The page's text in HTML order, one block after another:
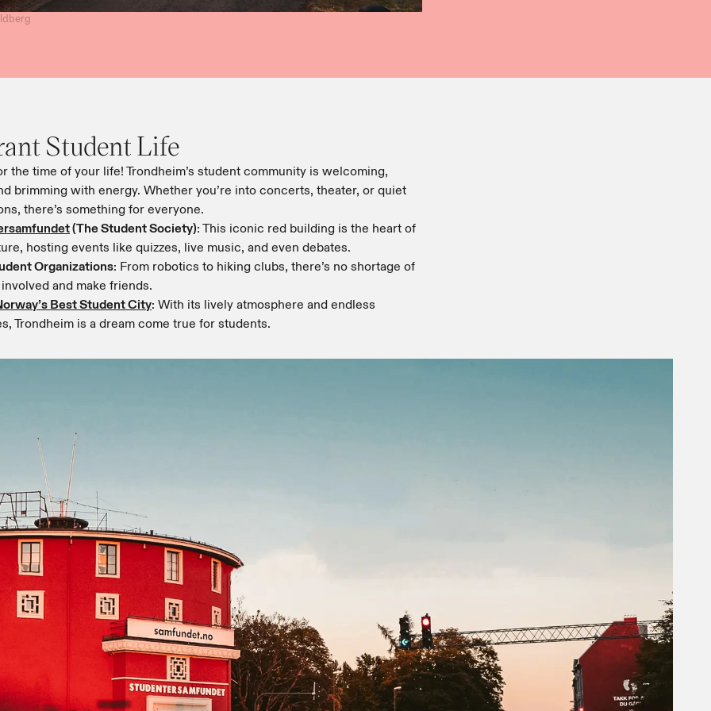
the time of your life! Trondheim’s student community is welcoming,
brimming with energy. Whether you’re into concerts, theater, or quiet
(The Student Society)​​​​‌ ‍ ​‍​‍‌‍ ‌ ​‍‌‍‍‌‌‍‌ ‌‍‍‌‌‍ ‍​‍​‍​ ‍‍​‍​‍‌ ​ ‌‍​‌‌‍ ‍‌‍‍‌‌ ‌​‌ ‍‌​‍ ‍‌‍‍‌‌‍ ​‍​‍​‍ ​​‍​‍‌‍‍​‌ ​‍‌‍‌‌‌‍‌‍​‍​‍​ ‍‍​‍​‍‌‍‍​‌ ‌​‌ ‌​‌ ​​‌ ​ ​ ‍‍​‍ ​‍ ‌ ‌​‌ ​‍‌‍ ‌‍ ‍‌‍‌​‌‍‍​‌‍‌‌‌‍‍‌‌‍ ‌​‍ ‌‌‍​ ‌‍ ‌‍ ‌​‍ ‍‌ ​ ‌‍​‌‌‍ ‍‌‍‍‌‌ ‌​‌ ‍‌​‍ ‍‌ ​ ‌ ‌​‌ ‌‌‌‍‌​‌‍‍‌‌‍ ​‍ ‌‍‍‌‌‍ ‍‌ ‌​‌‍‌‌‌‍ ‍‌ ‌​​‍ ‌‍‌‌‌‍‌​‌‍‍‌‌ ‌​​‍ ‌‍ ‌‌‍ ‌‍‌​‌‍‌‌​ ‌‌ ​​‌ ​‍‌‍‌‌‌ ​ ‌‍‌‌‌‍ ‍‌ ‌​‌‍​‌‌ ‌​‌‍‍‌‌‍ ‌‍ ‍​ ‍ ‌‍‍‌‌‍‌​​ ‌‌‍‌‌​ ‌​​ ​ ​ ​‌​ ‌ ​ ​‌​ ‍​​ ​​​‍ ‌‌‍‌‍​ ‌ ‌‍​‌​ ‌‌​‍ ‌​ ‌​‌‍‌​‌‍‌​‌‍‌‌​‍ ‌​ ‍​‌‍‌​‌‍‌‌‌‍​‍​‍ ‌‌‍​‍​ ​‌​ ​‌​ ‌​​ ‌​‌‍‌​‌‍​ ​ ​ ‌‍​ ​ ​‍​ ‍​​ ‍‌​ ‍ ‌ ‌​‌ ‍‌‌ ​​‌‍‌‌​ ‌‌ ​​‌‍​‌‌‍‌ ‌‍‌‌​‍ ‍‌‍​‌‌ ​‍‌ ‌​‌‍‍‌‌‍​ ‌‍ ​‌‍‌‌​ ‍ ‌ ​​‌‍​‌‌ ‌​‌‍‍​​ ‌‌ ​ ‌‍‌‌‌‍​ ‌ ‌​‌‍‍‌‌‍ ‌‍ ‍‌ ​ ​‍‌‌​ ‌‌‌​​‍‌‌ ‌‍‍ ‌‍‌‌‌ ‍‌​‍‌‌​ ​ ‌​‌​​‍‌‌​ ​ ‌​‌​​‍‌‌​ ​‍​ ​‍​ ‌ ‌‍​ ​ ​ ​ ‌ ​ ​‌​ ‌ ​ ​ ‌‍‌‌​ ‍​‌‍​ ​ ‌‍‌‍​‍​‍‌‌​ ​‍​ ​‍​‍‌‌​ ‌‌‌​‌​​‍ ‍‌‍‍‌‌ ‌​‌‍‌‌‌‍ ‌‌ ​ ​‍‌‌​ ‌‌‌​​‍‌‌ ‌‍‍ ‌‍‌‌‌ ‍‌​‍‌‌​ ​ ‌​‌​​‍‌‌​ ​ ‌​‌​​‍‌‌​ ​‍​ ​‍​ ‌​​ ‍‌​ ‌​​ ​‌​ ‌‍​ ‍​​ ​‍​ ‍​​ ‍​‌‍‌‌​ ‌‌‌‍​‌​‍‌‌​ ​‍​ ​‍​‍‌‌​ ‌‌‌​‌​​‍ ‍‌ ‌​‌‍‌‌‌ ‍​‌ ‌​​‍‌‌​ ‌‌‌​​‍‌‌ ‌‍‍ ‌‍‌‌‌ ‍‌​‍‌‌​ ​ ‌​‌​​‍‌‌​ ​ ‌​‌​​‍‌‌​ ​‍​ ​‍​ ‍‌​ ‍‌‌‍‌​‌‍‌​​ ‌‌‌‍​‍‌‍‌‍​ ​​​ ‌‍​ ​​‌‍​‍​ ​‌​‍‌‌​ ​‍​ ​‍​‍‌‌​ ‌‌‌​‌​​‍ ‍‌‍​ ‌‍‍​‌‍‍‌‌‍ ​‌‍‌​‌ ​‍‌‍‌‌‌‍ ‍​‍‌‌​ ‌‌‌​​‍‌‌ ‌‍‍ ‌‍‌‌‌ ‍‌​‍‌‌​ ​ ‌​‌​​‍‌‌​ ​ ‌​‌​​‍‌‌​ ​‍​ ​‍‌‍​ ​ ‌‌​ ‌​​ ‌​‌‍‌‌​ ‌‍​ ‌‌‌‍‌‍​ ​‌​ ‌​​ ‌‍‌‍‌‌​‍‌‌​ ​‍​ ​‍​‍‌‌​ ‌‌‌​‌​​‍ ‍‌ ‌​‌‍‌‌‌ ‍​‌ ‌​​ ‌‍​‍‌‍​‌‌ ​ ‌‍‌‌‌‌‌‌‌ ​‍‌‍ ​​ ‌‌‍‍​‌ ‌​‌ ‌​‌ ​​‌ ​ ​‍‌‌​ ​ ‌​​‌​‍‌‌​ ​‍‌​‌‍​‍‌‌​ ​‍‌​‌‍‌ ‌​‌ ​‍‌‍ ‌‍ ‍‌‍‌​‌‍‍​‌‍‌‌‌‍‍‌‌‍ ‌​‍ ‌‌‍​ ‌‍ ‌‍ ‌​‍ ‍‌ ​ ‌‍​‌‌‍ ‍‌‍‍‌‌ ‌​‌ ‍‌​‍ ‍‌ ​ ‌ ‌​‌ ‌‌‌‍‌​‌‍‍‌‌‍ ​‍‌‍‌‍‍‌‌‍‌​​ ‌‌‍‌‌​ ‌​​ ​ ​ ​‌​ ‌ ​ ​‌​ ‍​​ ​​​‍ ‌‌‍‌‍​ ‌ ‌‍​‌​ ‌‌​‍ ‌​ ‌​‌‍‌​‌‍‌​‌‍‌‌​‍ ‌​ ‍​‌‍‌​‌‍‌‌‌‍​‍​‍ ‌‌‍​‍​ ​‌​ ​‌​ ‌​​ ‌​‌‍‌​‌‍​ ​ ​ ‌‍​ ​ ​‍​ ‍​​ ‍‌​‍‌‍‌ ‌​‌ ‍‌‌ ​​‌‍‌‌​ ‌‌ ​​‌‍​‌‌‍‌ ‌‍‌‌​‍ ‍‌‍​‌‌ ​‍‌ ‌​‌‍‍‌‌‍​ ‌‍ ​‌‍‌‌​‍‌‍‌ ​​‌‍​‌‌ ‌​‌‍‍​​ ‌‌ ​ ‌‍‌‌‌‍​ ‌ ‌​‌‍‍‌‌‍ ‌‍ ‍‌ ​ ​‍‌‌​ ‌‌‌​​‍‌‌ ‌‍‍ ‌‍‌‌‌ ‍‌​‍‌‌​ ​ ‌​‌​​‍‌‌​ ​ ‌​‌​​‍‌‌​ ​‍​ ​‍​ ‌ ‌‍​ ​ ​ ​ ‌ ​ ​‌​ ‌ ​ ​ ‌‍‌‌​ ‍​‌‍​ ​ ‌‍‌‍​‍​‍‌‌​ ​‍​ ​‍​‍‌‌​ ‌‌‌​‌​​‍ ‍‌‍‍‌‌ ‌​‌‍‌‌‌‍ ‌‌ ​ ​‍‌‌​ ‌‌‌​​‍‌‌ ‌‍‍ ‌‍‌‌‌ ‍‌​‍‌‌​ ​ ‌​‌​​‍‌‌​ ​ ‌​‌​​‍‌‌​ ​‍​ ​‍​ ‌​​ ‍‌​ ‌​​ ​‌​ ‌‍​ ‍​​ ​‍​ ‍​​ ‍​‌‍‌‌​ ‌‌‌‍​‌​‍‌‌​ ​‍​ ​‍​‍‌‌​ ‌‌‌​‌​​‍ ‍‌ ‌​‌‍‌‌‌ ‍​‌ ‌​​‍‌‌​ ‌‌‌​​‍‌‌ ‌‍‍ ‌‍‌‌‌ ‍‌​‍‌‌​ ​ ‌​‌​​‍‌‌​ ​ ‌​‌​​‍‌‌​ ​‍​ ​‍​ ‍‌​ ‍‌‌‍‌​‌‍‌​​ ‌‌‌‍​‍‌‍‌‍​ ​​​ ‌‍​ ​​‌‍​‍​ ​‌​‍‌‌​ ​‍​ ​‍​‍‌‌​ ‌‌‌​‌​​‍ ‍‌‍​ ‌‍‍​‌‍‍‌‌‍ ​‌‍‌​‌ ​‍‌‍‌‌‌‍ ‍​‍‌‌​ ‌‌‌​​‍‌‌ ‌‍‍ ‌‍‌‌‌ ‍‌​‍‌‌​ ​ ‌​‌​​‍‌‌​ ​ ‌​‌​​‍‌‌​ ​‍​ ​‍‌‍​ ​ ‌‌​ ‌​​ ‌​‌‍‌‌​ ‌‍​ ‌‌‌‍‌‍​ ​‌​ ‌​​ ‌‍‌‍‌‌​‍‌‌​ ​‍​ ​‍​‍‌‌​ ‌‌‌​‌​​‍ ‍‌ ‌​‌‍‌‌‌ ‍​‌ ‌​​‍​‍‌ ‌: This iconic red building is the heart of
even debates.​​​​‌
: From robotics to hiking clubs, there’s no shortage of
: With its lively atmosphere and endless